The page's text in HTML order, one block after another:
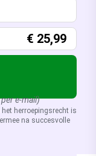
€ 25,99
e-mail)
herroepingsrecht is
na succesvolle